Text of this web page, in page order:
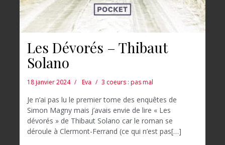
Les Dévorés – Thibaut
Solano
18 janvier 2024 Eva 3 coeurs : pas mal
Je n’ai pas lu le premier tome des enquêtes de
Simon Magny mais j’avais envie de lire « Les
dévorés » de Thibaut Solano car le roman se
déroule à Clermont-Ferrand (ce qui n’est pas[…]